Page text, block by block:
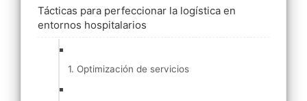
Tácticas para perfeccionar la logística en
entornos hospitalarios
1. Optimización de servicios